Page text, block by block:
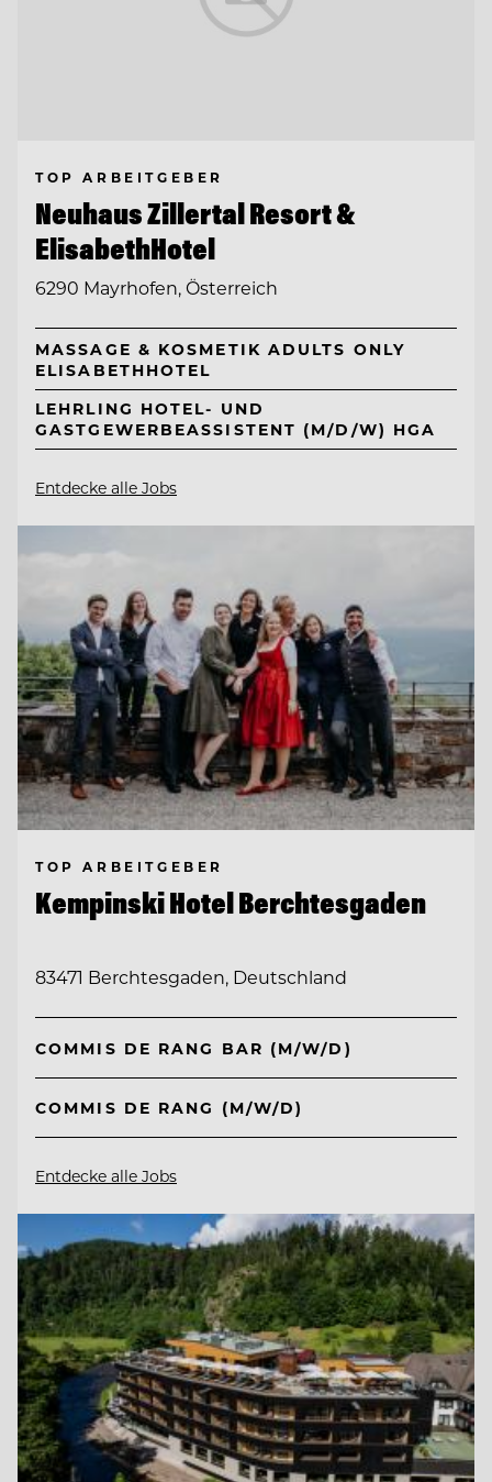
TOP ARBEITGEBER
Neuhaus Zillertal Resort &
ElisabethHotel
6290 Mayrhofen, Österreich
MASSAGE & KOSMETIK ADULTS ONLY
ELISABETHHOTEL
LEHRLING HOTEL- UND
GASTGEWERBEASSISTENT (M/D/W) HGA
Entdecke alle Jobs
TOP ARBEITGEBER
Kempinski Hotel Berchtesgaden
83471 Berchtesgaden, Deutschland
COMMIS DE RANG BAR (M/W/D)
COMMIS DE RANG (M/W/D)
Entdecke alle Jobs